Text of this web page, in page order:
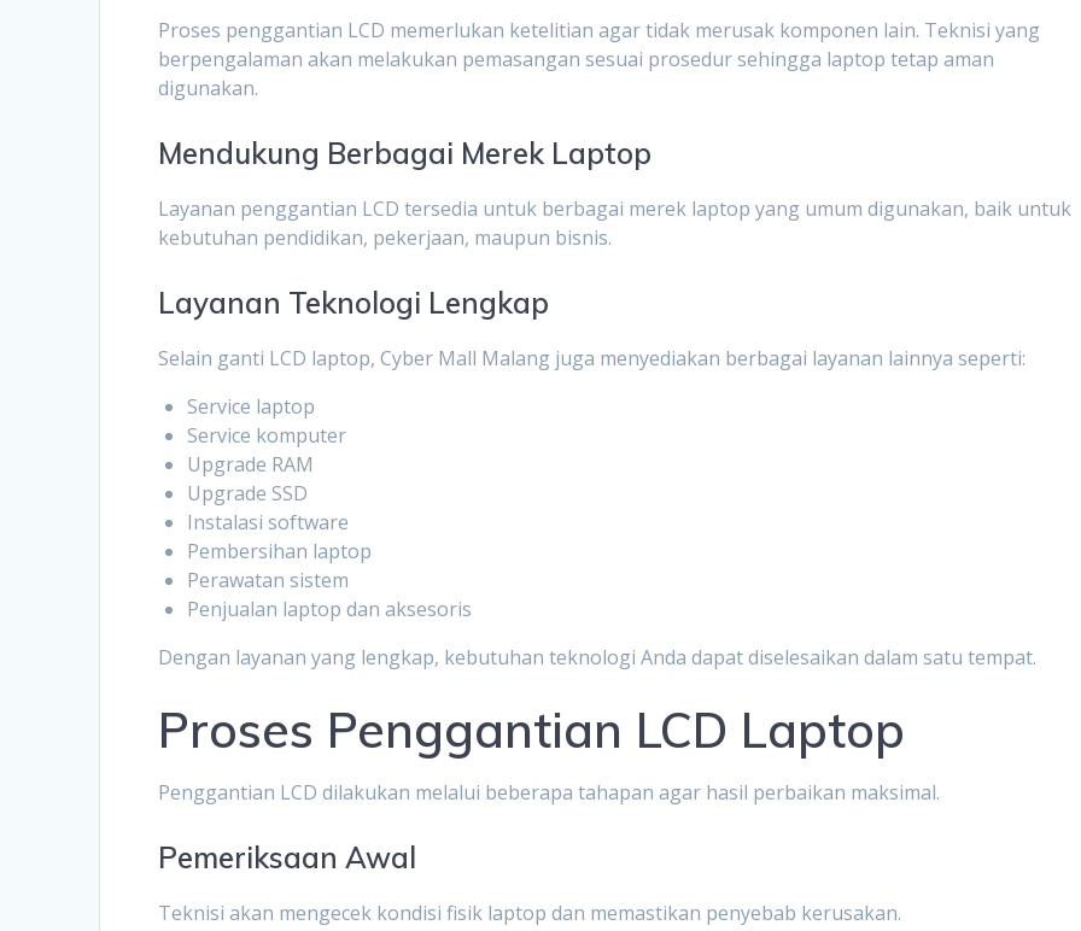
Proses penggantian LCD memerlukan ketelitian agar tidak merusak komponen lain. Teknisi yang
berpengalaman akan melakukan pemasangan sesuai prosedur sehingga laptop tetap aman
digunakan.
Mendukung Berbagai Merek Laptop
Layanan penggantian LCD tersedia untuk berbagai merek laptop yang umum digunakan, baik untuk
kebutuhan pendidikan, pekerjaan, maupun bisnis.
Layanan Teknologi Lengkap
Selain ganti LCD laptop, Cyber Mall Malang juga menyediakan berbagai layanan lainnya seperti:
Service laptop
Service komputer
Upgrade RAM
Upgrade SSD
Instalasi software
Pembersihan laptop
Perawatan sistem
Penjualan laptop dan aksesoris
Dengan layanan yang lengkap, kebutuhan teknologi Anda dapat diselesaikan dalam satu tempat.
Proses Penggantian LCD Laptop
Penggantian LCD dilakukan melalui beberapa tahapan agar hasil perbaikan maksimal.
Pemeriksaan Awal
Teknisi akan mengecek kondisi fisik laptop dan memastikan penyebab kerusakan.